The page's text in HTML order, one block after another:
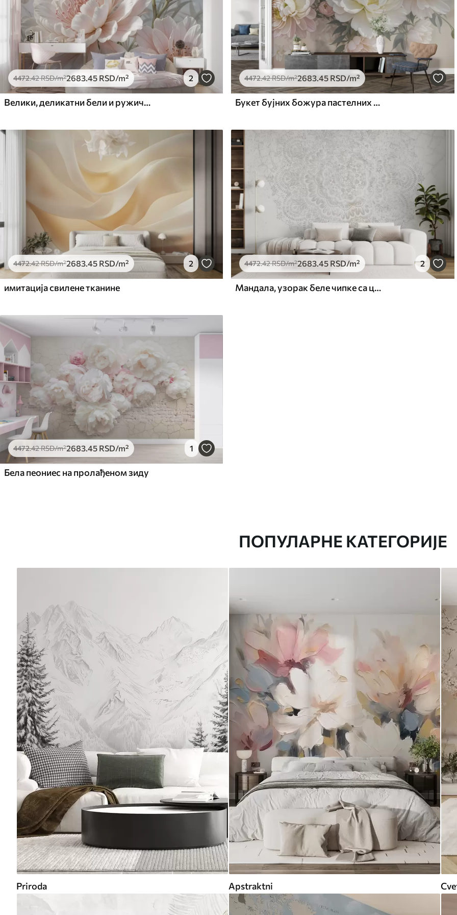
4472.42RSD/m²2683.45 RSD/m² 2
Велики, деликатни бели и ружичасти цветови божура са меким, лепршавим латицама на замућеној сивој позадини
4472.42RSD/m²2683.45 RSD/m²
Букет бујних божура пастелних боја и другог цвећа на мекој, замућеној позадини
4472.42RSD/m²2683 .45 RSD/m² 2
имитација свилене тканине
4472.42RSD/m²2683 .45 RSD/m² 2
Мандала, узорак беле чипке са цветним и кружним мотивима, ствара деликатан и замршен дизајн
4472.42RSD/m²2683.45 RSD/m² 1
Бела пеониес на пролађеном зиду
ПОПУЛАРНЕ КАТЕГОРИЈЕ
Priroda Apstraktni